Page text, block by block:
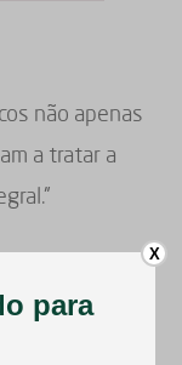
não apenas
a tratar a
X